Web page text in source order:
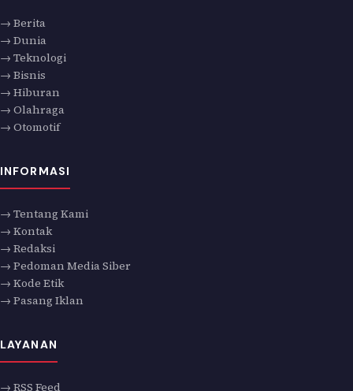
→ Berita
→ Dunia
→ Teknologi
→ Bisnis
→ Hiburan
→ Olahraga
→ Otomotif
INFORMASI
→ Tentang Kami
→ Kontak
→ Redaksi
→ Pedoman Media Siber
→ Kode Etik
→ Pasang Iklan
LAYANAN
→ RSS Feed